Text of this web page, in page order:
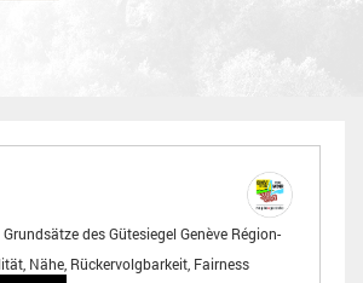
des Gütesiegel Genève Région-
Nähe, Rückervolgbarkeit, Fairness